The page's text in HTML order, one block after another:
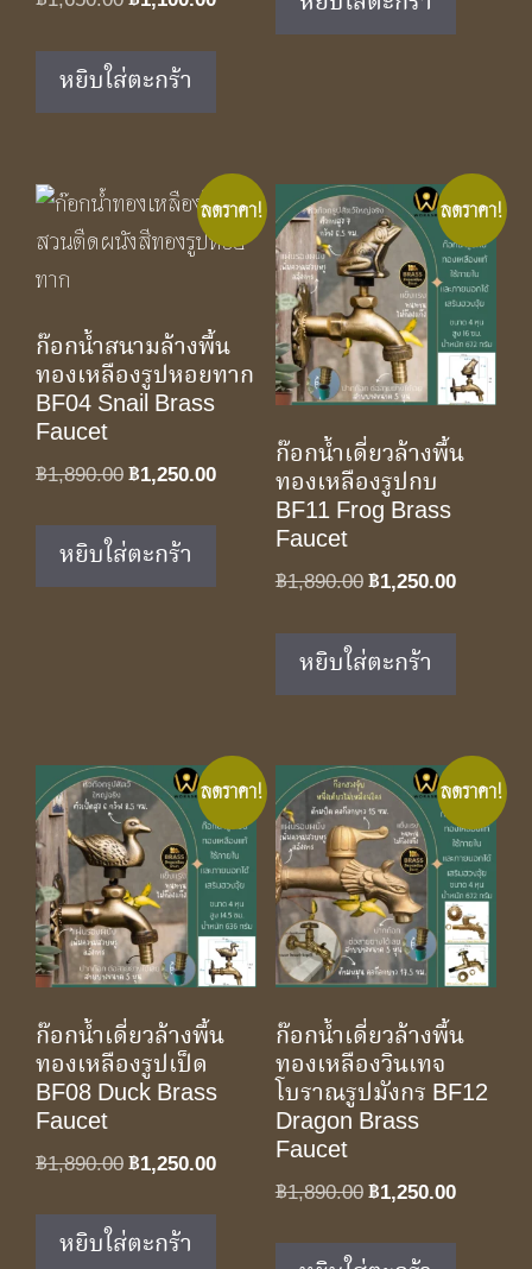
฿1,650.00.
หยิบใส่ตะกร้า
฿1,750.00.
ลดราคา!
ก๊อกน้ำสนามล้างพื้น
ทองเหลืองรูปหอยทาก
BF04 Snail Brass
Faucet
฿1,890.00Original
฿1,890.00.
฿1,250.00Current
฿1,250.00.
หยิบใส่ตะกร้า
ลดราคา!
ก๊อกน้ำเดี่ยวล้างพื้น
ทองเหลืองรูปกบ
BF11 Frog Brass
Faucet
฿1,890.00Original
฿1,890.00.
฿1,250.00Current
หยิบใส่ตะกร้า
ลดราคา!
ก๊อกน้ำเดี่ยวล้างพื้น
ทองเหลืองรูปเป็ด
BF08 Duck Brass
Faucet
฿1,890.00Original
฿1,890.00.
฿1,250.00Current
฿1,250.00.
หยิบใส่ตะกร้า
ลดราคา!
ก๊อกน้ำเดี่ยวล้างพื้น
ทองเหลืองวินเทจ
โบราณรูปมังกร BF12
Dragon Brass
Faucet
฿1,890.00Original
฿1,250.00Current